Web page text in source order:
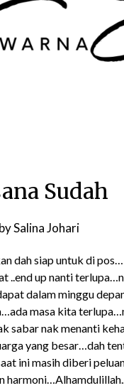
Sudah
bySalina Johari
dah siap untuk di
..end up nanti
dalam minggu
masa kita
sabar nak menanti
yang besar…dah
ini masih diberi
harmoni…Alhamdulillah..